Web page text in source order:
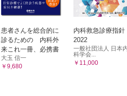
ていない高齢のALS患者が状態悪化で
る場面
シャワー浴を断る高齢者の意思を受け
齢者にも介助するよう指導される
患者さんを総合的に
診るための 内科外
来これ一冊、必携書
大玉 信一
￥9,680
内科救急診療指針
2022
一般社団法人 日本
科学会...
￥11,000